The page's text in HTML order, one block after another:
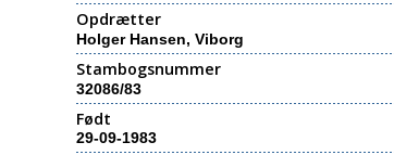
Opdrætter
Holger Hansen, Viborg
Stambogsnummer
32086/83
Født
29-09-1983